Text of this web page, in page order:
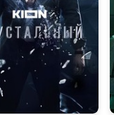
7.7